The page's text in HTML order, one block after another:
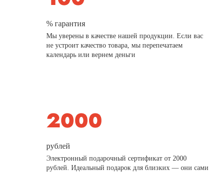
% гарантия
Мы уверены в качестве нашей продукции. Если вас
не устроит качество товара, мы перепечатаем
календарь или вернем деньги
рублей
Электронный подарочный сертификат от 2000
рублей. Идеальный подарок для близких — они сами